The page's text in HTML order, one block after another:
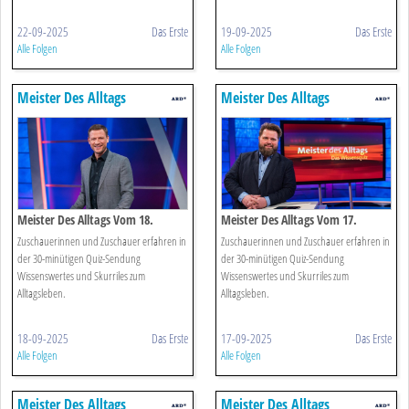
22-09-2025 Das Erste
Alle Folgen
19-09-2025 Das Erste
Alle Folgen
Meister Des Alltags
Meister Des Alltags Vom 18.
September 2025
Zuschauerinnen und Zuschauer erfahren in
der 30-minütigen Quiz-Sendung
Wissenswertes und Skurriles zum
Alltagsleben.
18-09-2025 Das Erste
Alle Folgen
Meister Des Alltags
Meister Des Alltags Vom 17.
September 2025
Zuschauerinnen und Zuschauer erfahren in
der 30-minütigen Quiz-Sendung
Wissenswertes und Skurriles zum
Alltagsleben.
17-09-2025 Das Erste
Alle Folgen
Meister Des Alltags Meister Des Alltags